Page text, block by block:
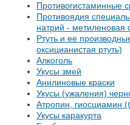
Противогистаминные
Противоядия
натрий - метиленовая
Ртуть и ее
оксицианистая ртуть)
Алкоголь
Укусы змей
Анилиновые краски
Укусы (ужаления)
Атропин, гиосциамин
Укусы каракурта